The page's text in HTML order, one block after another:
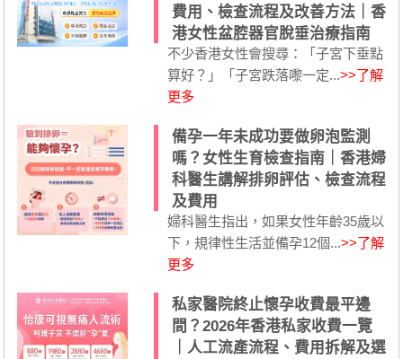
費用、檢查流程及改善方法｜香
港女性盆腔器官脫垂治療指南
不少香港女性會搜尋：「子宮下垂點
算好？」「子宮跌落嚟一定...>>了解
更多
備孕一年未成功要做卵泡監測
嗎？女性生育檢查指南｜香港婦
科醫生講解排卵評估、檢查流程
及費用
婦科醫生指出，如果女性年齡35歲以
下，規律性生活並備孕12個...>>了解
更多
私家醫院終止懷孕收費最平邊
間？2026年香港私家收費一覽
｜人工流產流程、費用拆解及選